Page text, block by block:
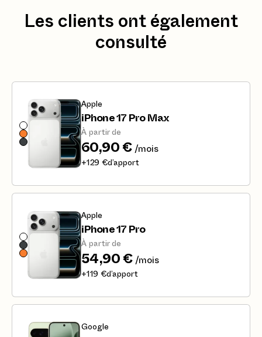
Les clients ont également
consulté
Apple
iPhone 17 Pro Max
À partir de
60,90 € /mois
+129 €d’apport
Apple
iPhone 17 Pro
À partir de
54,90 € /mois
+119 €d’apport
Google